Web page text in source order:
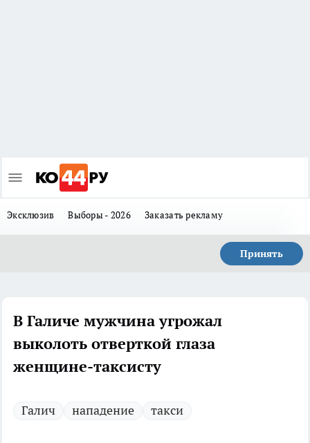
Эксклюзив Выборы - 2026 Заказать рекламу
Принять
В Галиче мужчина угрожал
выколоть отверткой глаза
женщине-таксисту
Галич нападение такси